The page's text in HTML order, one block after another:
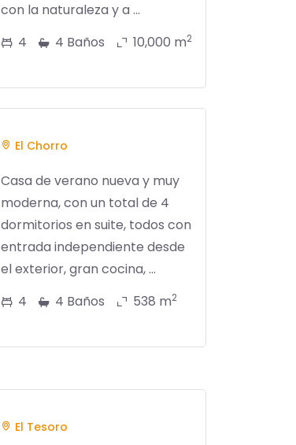
con la naturaleza y a ...
4
4 Baños 10,000 m2
El Chorro
Casa de verano nueva y muy
moderna, con un total de 4
dormitorios en suite, todos con
entrada independiente desde
el exterior, gran cocina, ...
4
4 Baños 538 m2
El Tesoro